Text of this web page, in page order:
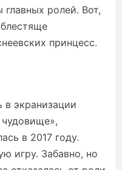
ролей. Вот,
принцесс.
в экранизации
в 2017 году.
игру. Забавно, но